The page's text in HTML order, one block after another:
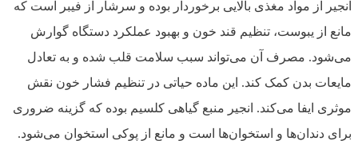
انجیر از مواد مغذی بالایی برخوردار بوده و سرشار از فیبر است که
مانع از یبوست، تنظیم قند خون و بهبود عملکرد دستگاه گوارش
می‌شود. مصرف آن می‌تواند سبب سلامت قلب شده و به تعادل
مایعات بدن کمک کند. این ماده حیاتی در تنظیم فشار خون نقش
موثری ایفا می‌کند. انجیر منبع گیاهی کلسیم بوده که گزینه ضروری
برای دندان‌ها و استخوان‌ها است و مانع از پوکی استخوان می‌شود.